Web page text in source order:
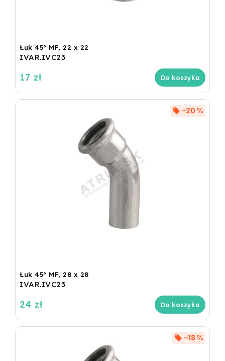
Łuk 45° MF, 22 x 22
IVAR.IVC23
17 zł Do koszyka
Łuk 45° MF, 28 x 28
IVAR.IVC23
–20 %
24 zł Do koszyka
–18 %